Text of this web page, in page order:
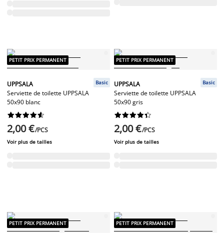
PETIT PRIX PERMANENT
UPPSALA
Serviette de toilette UPPSALA
50x90 blanc
Basic






2,00 €/PCS
Voir plus de tailles
PETIT PRIX PERMANENT
UPPSALA
Serviette de toilette UPPSALA
50x90 gris
Basic






2,00 €/PCS
Voir plus de tailles
PETIT PRIX PERMANENT PETIT PRIX PERMANENT